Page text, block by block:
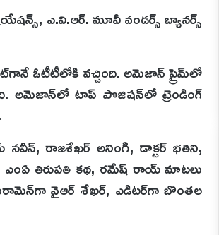
ఎ.వి.ఆర్. మూవీ వండర్స్ బ్యానర్స్
ఓటీటీలోకి వచ్చింది. అమెజాన్ ప్రైమ్‌లో
అమెజాన్‌లో టాప్ పొజిషన్‌లో ట్రెండింగ్
రాజశేఖర్ అనింగి, డాక్టర్ భతిని,
ఎంఏ తిరుపతి కథ, రమేష్ రాయ్ మాటలు
వైఆర్ శేఖర్, ఎడిటర్‌గా బొంతల